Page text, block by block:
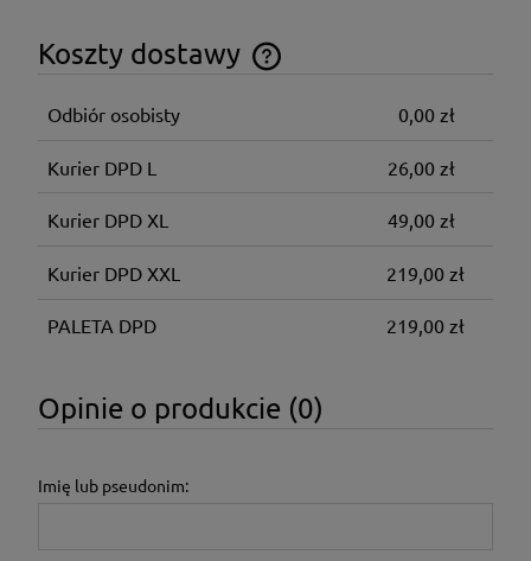
Koszty dostawy
Cena nie zawiera ewentualnych kosztów płatności
Odbiór osobisty 0,00 zł
Kurier DPD L 26,00 zł
Kurier DPD XL 49,00 zł
Kurier DPD XXL 219,00 zł
PALETA DPD 219,00 zł
Opinie o produkcie (0)
Imię lub pseudonim: